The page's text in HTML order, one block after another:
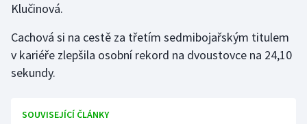
Judo
Krasobruslení
Lezení
Lyže a snowboard
Klučinová.
Cachová si na cestě za třetím sedmibojařským titulem
v kariéře zlepšila osobní rekord na dvoustovce na 24,10
sekundy.
SOUVISEJÍCÍ ČLÁNKY